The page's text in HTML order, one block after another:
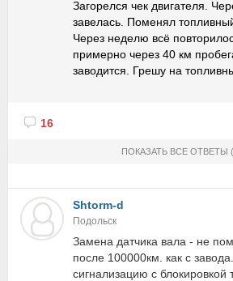
Загорелся чек двигателя.
завелась. Поменял
Через неделю всё
примерно через 40 км
заводится. Грешу на
16
ПОКАЗАТЬ ВСЕ ОТВЕТЫ
Shtorm-d
Подольск
Замена датчика вала - не
после 100000км. как с
сигнализацию с блокировкой